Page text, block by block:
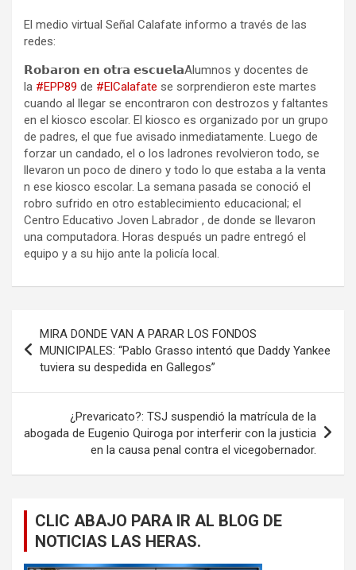
El medio virtual Señal Calafate informo a través de las
redes:
𝗥𝗼𝗯𝗮𝗿𝗼𝗻 𝗲𝗻 𝗼𝘁𝗿𝗮 𝗲𝘀𝗰𝘂𝗲𝗹𝗮Alumnos y docentes de
la #EPP89 de #ElCalafate se sorprendieron este martes
cuando al llegar se encontraron con destrozos y faltantes
en el kiosco escolar. El kiosco es organizado por un grupo
de padres, el que fue avisado inmediatamente. Luego de
forzar un candado, el o los ladrones revolvieron todo, se
llevaron un poco de dinero y todo lo que estaba a la venta
n ese kiosco escolar. La semana pasada se conoció el
robro sufrido en otro establecimiento educacional; el
Centro Educativo Joven Labrador , de donde se llevaron
una computadora. Horas después un padre entregó el
equipo y a su hijo ante la policía local.
de
entradas
MIRA DONDE VAN A PARAR LOS FONDOS
MUNICIPALES: “Pablo Grasso intentó que Daddy Yankee
tuviera su despedida en Gallegos”
¿Prevaricato?: TSJ suspendió la matrícula de la
abogada de Eugenio Quiroga por interferir con la justicia
en la causa penal contra el vicegobernador.
CLIC ABAJO PARA IR AL BLOG DE
NOTICIAS LAS HERAS.